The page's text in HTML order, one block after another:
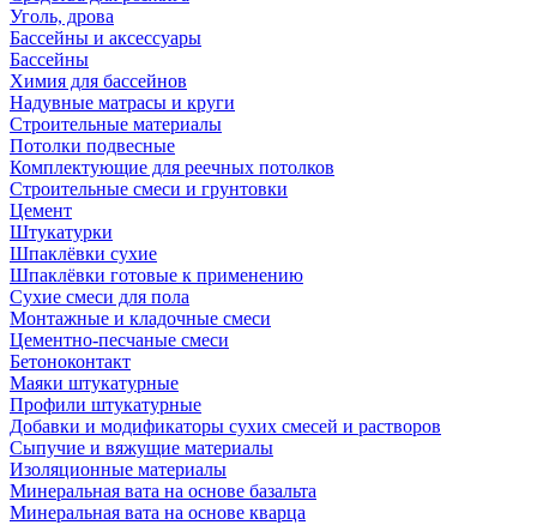
Уголь, дрова
Бассейны и аксессуары
Бассейны
Химия для бассейнов
Надувные матрасы и круги
Строительные материалы
Потолки подвесные
Комплектующие для реечных потолков
Строительные смеси и грунтовки
Цемент
Штукатурки
Шпаклёвки сухие
Шпаклёвки готовые к применению
Сухие смеси для пола
Монтажные и кладочные смеси
Цементно-песчаные смеси
Бетоноконтакт
Маяки штукатурные
Профили штукатурные
Добавки и модификаторы сухих смесей и растворов
Сыпучие и вяжущие материалы
Изоляционные материалы
Минеральная вата на основе базальта
Минеральная вата на основе кварца